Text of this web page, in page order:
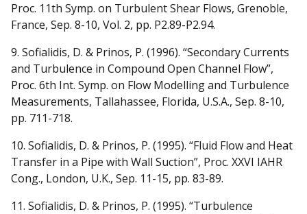
Proc. 11th Symp. on Turbulent Shear Flows, Grenoble,
France, Sep. 8-10, Vol. 2, pp. P2.89-P2.94.
9. Sofialidis, D. & Prinos, P. (1996). “Secondary Currents
and Turbulence in Compound Open Channel Flow”,
Proc. 6th Int. Symp. on Flow Modelling and Turbulence
Measurements, Tallahassee, Florida, U.S.A., Sep. 8-10,
pp. 711-718.
10. Sofialidis, D. & Prinos, P. (1995). “Fluid Flow and Heat
Transfer in a Pipe with Wall Suction”, Proc. XXVI IAHR
Cong., London, U.K., Sep. 11-15, pp. 83-89.
11. Sofialidis, D. & Prinos, P. (1995). “Turbulence